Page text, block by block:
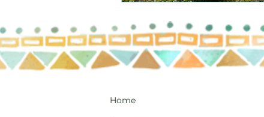
Home